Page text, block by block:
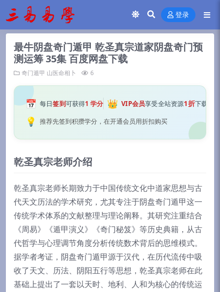
登录
最牛阴盘奇门遁甲 乾圣真宗道家阴盘奇门预
测运筹 35集 百度网盘下载
奇门遁甲 山医命相卜 6
📅 每日签到可获得1 学分 👑 VIP会员享受全站资源1折下载
💡 推荐先签到积攒学分，在开通会员用折扣购买
乾圣真宗老师介绍
乾圣真宗老师长期致力于中国传统文化中道家思想与古
代天文历法的学术研究，尤其专注于阴盘奇门遁甲这一
传统学术体系的文献整理与理论阐释。其研究注重结合
《周易》《遁甲演义》《奇门秘笈》等历史典籍，从古
代哲学与心理调节角度分析传统数术背后的思维模式。
据学者考证，阴盘奇门遁甲源于汉代，在历代流传中吸
收了天文、历法、阴阳五行等思想，乾圣真宗老师在此
基础上提出了一套以天时、地利、人和为核心的传统运